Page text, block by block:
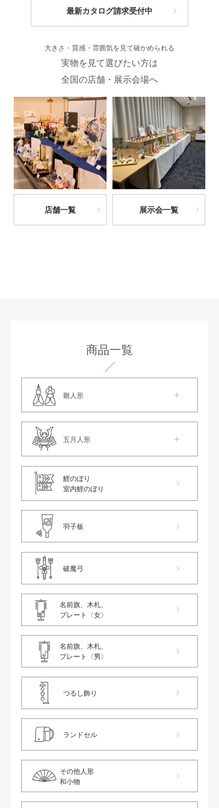
最新カタログ請求受付中
大きさ・質感・雰囲気を見て確かめられる
実物を見て選びたい方は
全国の店舗・展示会場へ
店舗一覧 展示会一覧
商品一覧
雛人形
五月人形
鯉のぼり
室内鯉のぼり
羽子板
破魔弓
名前旗、木札、
プレート〈女〉
名前旗、木札、
プレート〈男〉
つるし飾り
ランドセル
その他人形
和小物